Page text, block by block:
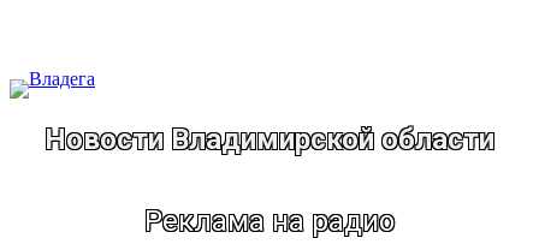
Новости Владимирской области
Реклама на радио